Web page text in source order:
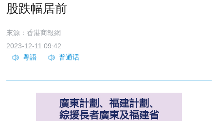
股跌幅居前
來源：香港商報網
2023-12-11 09:42